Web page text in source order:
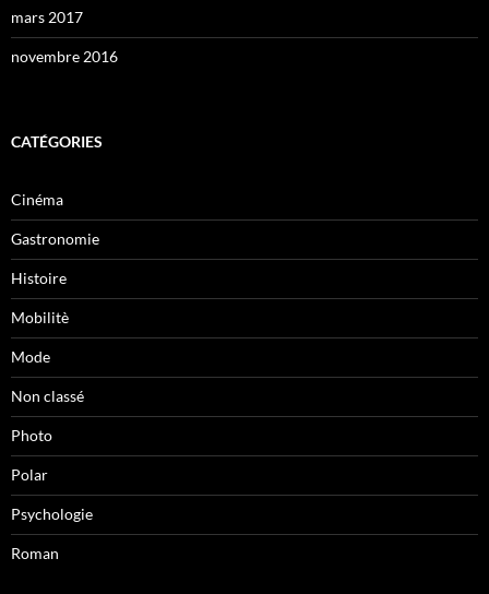
mars 2017
novembre 2016
CATÉGORIES
Cinéma
Gastronomie
Histoire
Mobilitè
Mode
Non classé
Photo
Polar
Psychologie
Roman